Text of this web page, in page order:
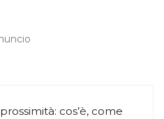
cos’è, come